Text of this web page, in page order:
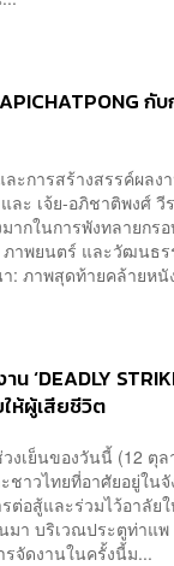
ะการสร้างสรรค์ผลง
ละ เจ้ย-อภิชาติ​พงศ์
ากในการพังทลายกร
าพยนตร์ และวัฒนธ
: ภาพสุดท้ายคล้ายหนั
‘DEADLY
ห้ผู้เสียชีวิต
วงเย็นของวันนี้ (12 ตุ
าวไทยที่อาศัยอยู่ใน
ต่อสู้และร่วมไว้อาลัย
มา บริเวณประตูท่าแพ
จัดงานในครั้งนี้ม...